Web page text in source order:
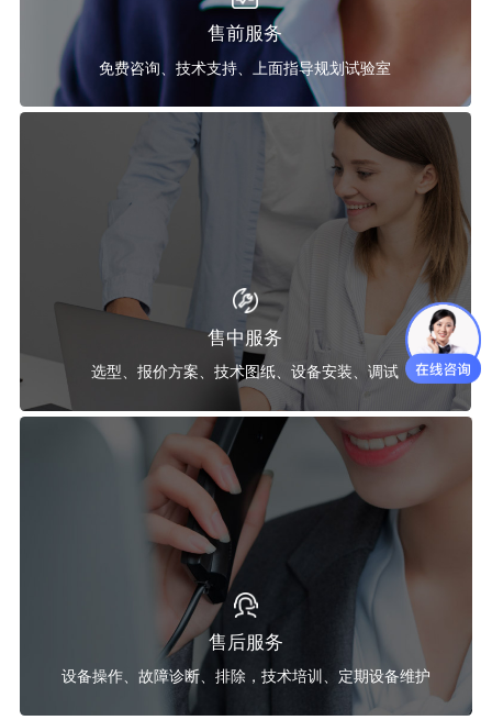
售前服务
免费咨询、技术支持、上面指导规划试验室
售中服务
选型、报价方案、技术图纸、设备安装、调试
售后服务
设备操作、故障诊断、排除，技术培训、定期设备维护